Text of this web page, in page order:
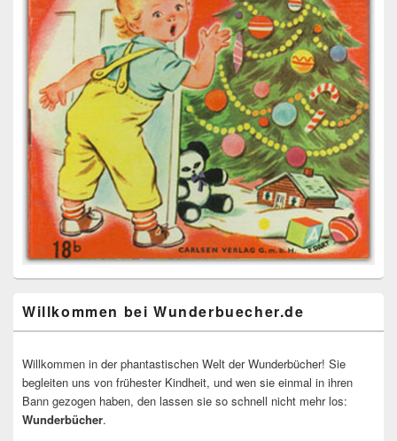
Willkommen bei Wunderbuecher.de
Willkommen in der phantastischen Welt der Wunderbücher! Sie
begleiten uns von frühester Kindheit, und wen sie einmal in ihren
Bann gezogen haben, den lassen sie so schnell nicht mehr los:
Wunderbücher.